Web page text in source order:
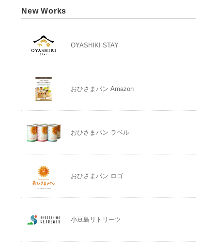
New Works
OYASHIKI STAY
おひさまパン Amazon
おひさまパン ラベル
おひさまパン ロゴ
小豆島リトリーツ